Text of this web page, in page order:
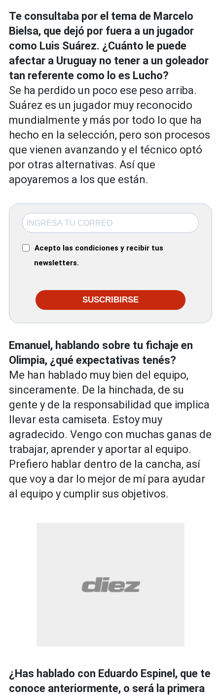
Te consultaba por el tema de Marcelo
Bielsa, que dejó por fuera a un jugador
como Luis Suárez. ¿Cuánto le puede
afectar a Uruguay no tener a un goleador
tan referente como lo es Lucho?
Se ha perdido un poco ese peso arriba.
Suárez es un jugador muy reconocido
mundialmente y más por todo lo que ha
hecho en la selección, pero son procesos
que vienen avanzando y el técnico optó
por otras alternativas. Así que
apoyaremos a los que están.
Acepto las condiciones y recibir tus
newsletters.
SUSCRIBIRSE
Emanuel, hablando sobre tu fichaje en
Olimpia, ¿qué expectativas tenés?
Me han hablado muy bien del equipo,
sinceramente. De la hinchada, de su
gente y de la responsabilidad que implica
llevar esta camiseta. Estoy muy
agradecido. Vengo con muchas ganas de
trabajar, aprender y aportar al equipo.
Prefiero hablar dentro de la cancha, así
que voy a dar lo mejor de mí para ayudar
al equipo y cumplir sus objetivos.
¿Has hablado con Eduardo Espinel, que te
conoce anteriormente, o será la primera